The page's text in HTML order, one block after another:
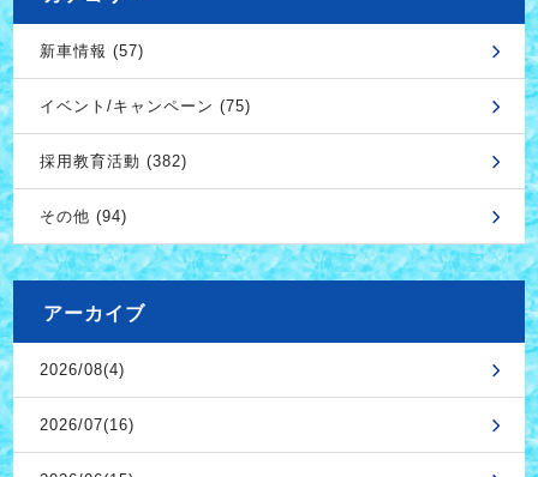
新車情報 (57)
イベント/キャンペーン (75)
採用教育活動 (382)
その他 (94)
アーカイブ
2026/08(4)
2026/07(16)